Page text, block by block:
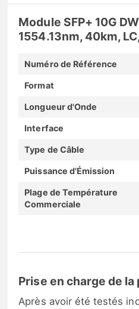
Module SFP+ 10G
1554.13nm, 40km,
Numéro de Référence
Format
Longueur d'Onde
Interface
Type de Câble
Puissance d'Émission
Plage de Température
Commerciale
Prise en charge de
Après avoir été testés